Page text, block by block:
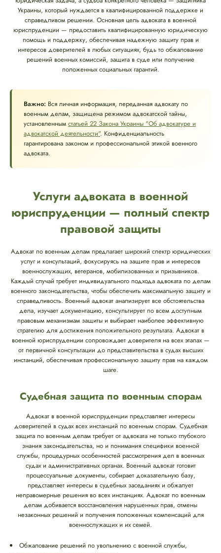
Украины, который нуждается в квалифицированной поддержке и
справедливом решении. Основная цель адвоката в военной
юриспруденции — предоставить квалифицированную юридическую
помощь и поддержку, обеспечивая надежную защиту прав и
интересов доверителей в любых ситуациях, будь то обжалование
решений военных комиссий, защита в суде или получение
положенных социальных гарантий.
Важно: Вся личная информация, переданная адвокату по
военным делам, защищена режимом адвокатской тайны,
установленным статьей 22 Закона Украины "Об адвокатуре и
адвокатской деятельности". Конфиденциальность
гарантирована законом и профессиональной этикой военного
адвоката.
Услуги адвоката в военной
юриспруденции — полный спектр
правовой защиты
Адвокат по военным делам предлагает широкий спектр юридических
услуг и консультаций, фокусируясь на защите прав и интересов
военнослужащих, ветеранов, мобилизованных и призывников.
Каждый случай требует индивидуального подхода адвоката по делам
военного законодательства, чтобы обеспечить максимальную защиту и
справедливость. Военный адвокат анализирует все обстоятельства
дела, изучает документацию, консультирует по всем доступным
правовым механизмам защиты и выбирает наиболее эффективную
стратегию для достижения положительного результата. Адвокат в
военной юриспруденции сопровождает доверителя на всех этапах —
от первичной консультации до представительства в судах высших
инстанций, обеспечивая профессиональную защиту прав на каждом
шаге.
Судебная защита по военным спорам
Адвокат в военной юриспруденции представляет интересы
доверителей в судах всех инстанций по военным спорам. Судебная
защита по военным делам требует от адвоката не только глубокого
знания законодательства, но и понимания специфики военной
службы, процедурных особенностей рассмотрения дел в военных
судах и административных органах. Военный адвокат готовит
процессуальные документы, собирает доказательную базу,
представляет интересы в судебных заседаниях и обжалует
неправомерные решения во всех инстанциях. Адвокат по военным
делам добивается восстановления нарушенных прав, отмены
незаконных решений и получения положенных компенсаций для
военнослужащих и их семей.
Обжалование решений по увольнению с военной службы,